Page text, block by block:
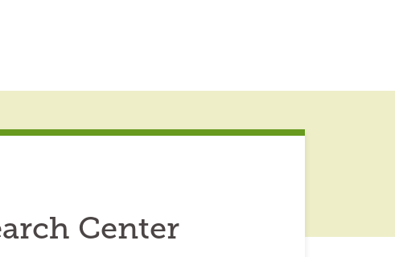
Center